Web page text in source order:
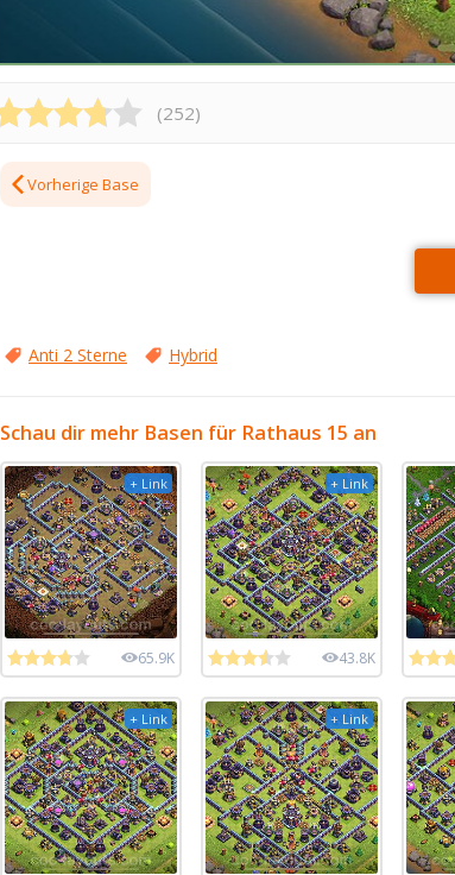
(252)
Vorherige Base
Anti 2 Sterne Hybrid
Schau dir mehr Basen für Rathaus 15 an
+ Link
65.9K
+ Link
43.8K
+ Link + Link